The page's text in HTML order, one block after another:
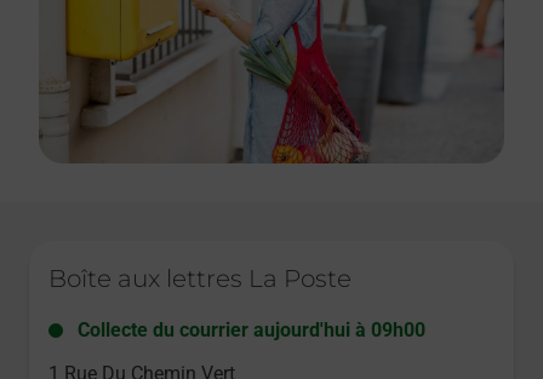
Boîte aux lettres La Poste
Collecte du courrier aujourd'hui à 09h00
1 Rue Du Chemin Vert